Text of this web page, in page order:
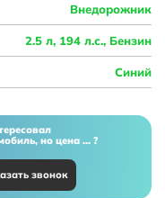
Внедорожник
2.5 л, 194 л.с., Бензин
Синий
но цена ... ?
звонок